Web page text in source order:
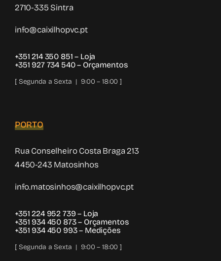
2710-335 Sintra
info@caixilhopvc.pt
+351 214 350 851 – Loja
+351 927 734 540– Orçamentos
[ Segunda a Sexta | 9:00 – 18:00 ]
PORTO
Rua Conselheiro Costa Braga 213
4450-243 Matosinhos
info.matosinhos@caixilhopvc.pt
+351 224 952 739– Loja
+351 934 450 873– Orçamentos
+351 934 450 993– Medições
[ Segunda a Sexta | 9:00 – 18:00 ]